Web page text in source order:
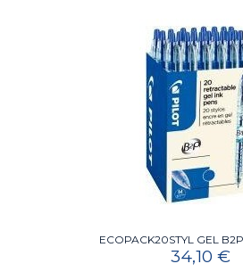
ECOPACK20STYL GEL
34,10 €